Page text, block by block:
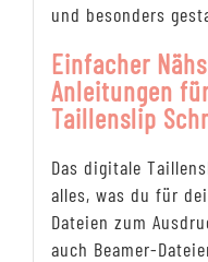
und besonders
Einfacher
Anleitungen
Taillenslip
Das digitale
alles, was du für
Dateien zum
auch Beamer-